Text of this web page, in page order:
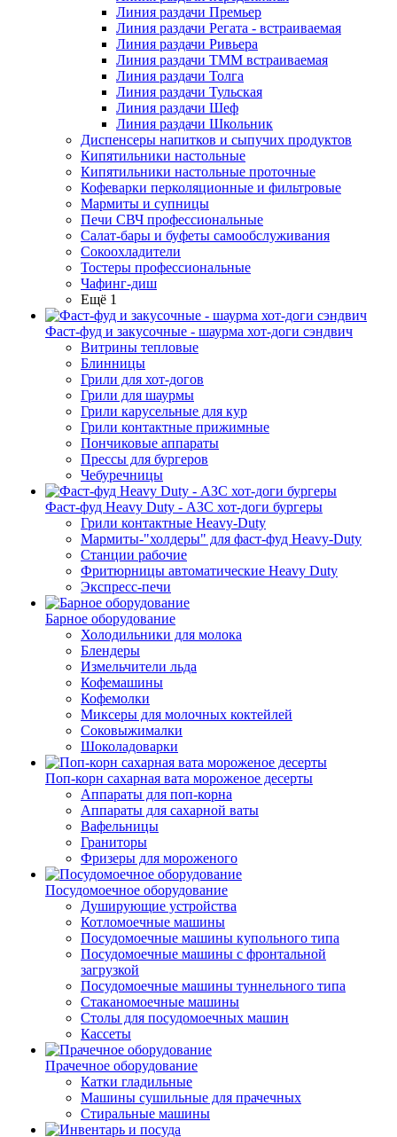
Линия раздачи Премьер
Линия раздачи Регата - встраиваемая
Линия раздачи Ривьера
Линия раздачи ТММ встраиваемая
Линия раздачи Толга
Линия раздачи Тульская
Линия раздачи Шеф
Линия раздачи Школьник
Диспенсеры напитков и сыпучих продуктов
Кипятильники настольные
Кипятильники настольные проточные
Кофеварки перколяционные и фильтровые
Мармиты и супницы
Печи СВЧ профессиональные
Салат-бары и буфеты самообслуживания
Сокоохладители
Тостеры профессиональные
Чафинг-диш
Ещё 1
Фаст-фуд и закусочные - шаурма хот-доги сэндвич
Витрины тепловые
Блинницы
Грили для хот-догов
Грили для шаурмы
Грили карусельные для кур
Грили контактные прижимные
Пончиковые аппараты
Прессы для бургеров
Чебуречницы
Фаст-фуд Heavy Duty - АЗС хот-доги бургеры
Грили контактные Heavy-Duty
Мармиты-"холдеры" для фаст-фуд Heavy-Duty
Станции рабочие
Фритюрницы автоматические Heavy Duty
Экспресс-печи
Барное оборудование
Холодильники для молока
Блендеры
Измельчители льда
Кофемашины
Кофемолки
Миксеры для молочных коктейлей
Соковыжималки
Шоколадоварки
Поп-корн сахарная вата мороженое десерты
Аппараты для поп-корна
Аппараты для сахарной ваты
Вафельницы
Граниторы
Фризеры для мороженого
Посудомоечное оборудование
Душирующие устройства
Котломоечные машины
Посудомоечные машины купольного типа
Посудомоечные машины с фронтальной
загрузкой
Посудомоечные машины туннельного типа
Стаканомоечные машины
Столы для посудомоечных машин
Кассеты
Прачечное оборудование
Катки гладильные
Машины сушильные для прачечных
Стиральные машины